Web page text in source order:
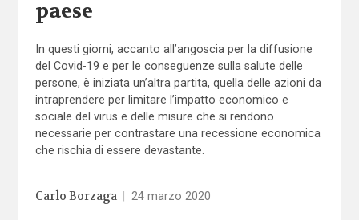
paese
In questi giorni, accanto all’angoscia per la diffusione
del Covid-19 e per le conseguenze sulla salute delle
persone, è iniziata un’altra partita, quella delle azioni da
intraprendere per limitare l’impatto economico e
sociale del virus e delle misure che si rendono
necessarie per contrastare una recessione economica
che rischia di essere devastante.
Carlo Borzaga 24 marzo 2020